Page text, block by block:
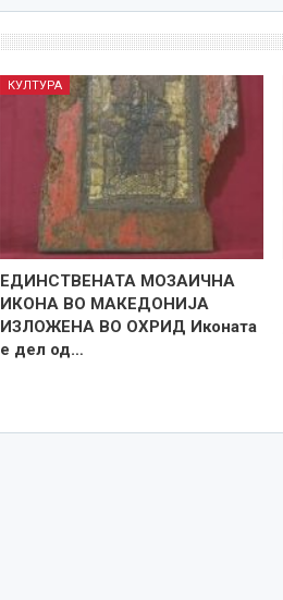
КУЛТУРА
ЕДИНСТВЕНАТА МОЗАИЧНА
ИКОНА ВО МАКЕДОНИЈА
ИЗЛОЖЕНА ВО ОХРИД Иконата
е дел од…